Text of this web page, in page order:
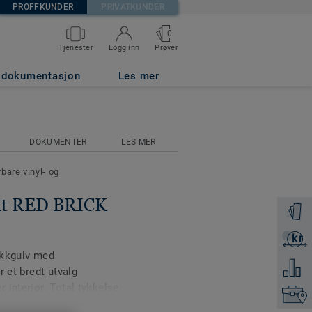
PROFFKUNDER PRIVATKUNDER
Tjenester Logg inn
0
Prøver
Les mer
Få en
kr
Få et
Legg
Finn
DOKUMENTER LES MER
vinyl- og
RED BRICK
med
et bredt utvalg